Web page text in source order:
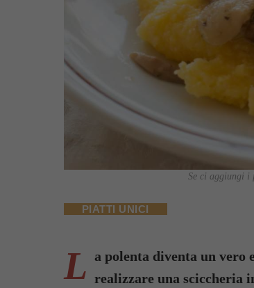
Se ci aggiungi i
PIATTI UNICI
L a polenta diventa un vero
realizzare una sciccheria